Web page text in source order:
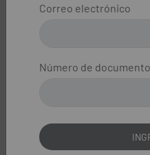
Correo electrónico
Número de documento